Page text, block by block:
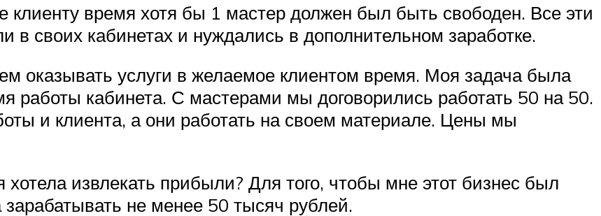
время хотя бы 1 мастер должен был быть свободен. Все эти
в своих кабинетах и нуждались в дополнительном заработке.
оказывать услуги в желаемое клиентом время. Моя задача была
работы кабинета. С мастерами мы договорились работать 50 на 50.
и клиента, а они работать на своем материале. Цены мы
извлекать прибыли? Для того, чтобы мне этот бизнес был
не менее 50 тысяч рублей.